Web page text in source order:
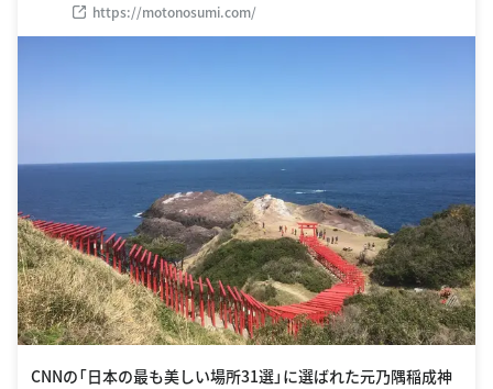
https://motonosumi.com/
CNNの「日本の最も美しい場所31選」に選ばれた元乃隅稲成神